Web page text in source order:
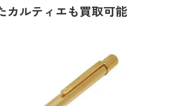
カルティエも買取可能